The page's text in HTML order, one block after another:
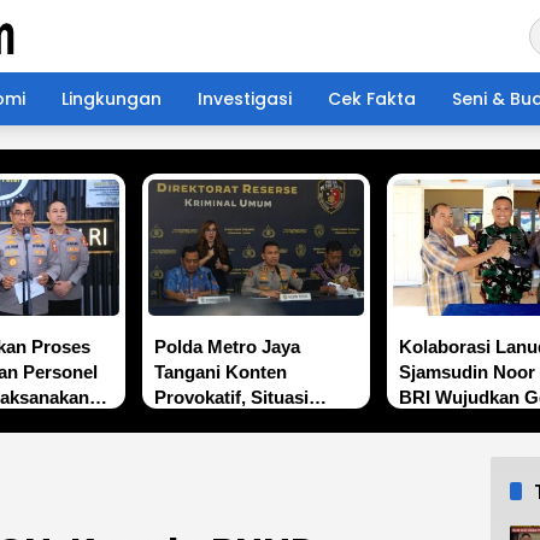
Lingkungan Investigasi Cek Fakta Seni &
Proses
Personel
Polda Metro Jaya
Tangani Konten
Provokatif, Situasi
Kolaborasi
Sjamsudin Noor
BRI Wujudkan